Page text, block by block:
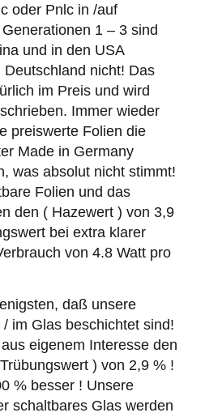
oder Pnlc in /auf
1 – 3 sind
und in den USA
nicht! Das
im Preis und wird
Immer wieder
preiswerte Folien die
Made in Germany
was absolut nicht stimmt!
Folien und das
den ( Hazewert ) von 3,9
bei extra klarer
von 4.8 Watt pro
daß unsere
im Glas beschichtet sind!
eigenem Interesse den
) von 2,9 % !
% besser ! Unsere
schaltbares Glas werden